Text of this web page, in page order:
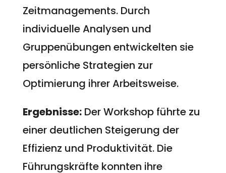
Zeitmanagements. Durch
individuelle Analysen und
Gruppenübungen entwickelten sie
persönliche Strategien zur
Optimierung ihrer Arbeitsweise.
Ergebnisse:Der Workshop führte zu
einer deutlichen Steigerung der
Effizienz und Produktivität. Die
Führungskräfte konnten ihre